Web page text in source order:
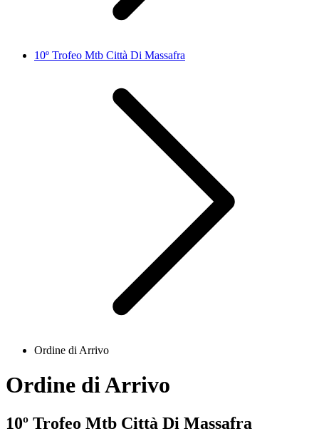
10º Trofeo Mtb Città Di Massafra
Ordine di Arrivo
Ordine di Arrivo
10º Trofeo Mtb Città Di Massafra